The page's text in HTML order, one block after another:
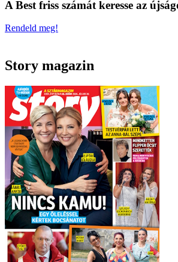
A Best friss számát keresse az
Rendeld meg!
Story magazin